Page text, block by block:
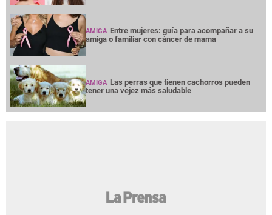
AMIGA Entre mujeres: guía para acompañar a su
amiga o familiar con cáncer de mama
AMIGA Las perras que tienen cachorros pueden
tener una vejez más saludable